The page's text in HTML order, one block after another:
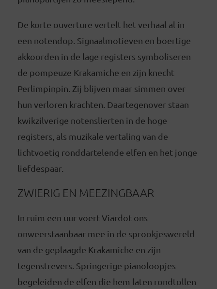
De korte ouverture vertelt het verhaal al in
een notendop. Signaalmotieven en boertige
akkoorden in de lage registers symboliseren
de pompeuze Krakamiche en zijn knecht
Perlimpinpin. Zij blijven maar simmen over
hun verloren krachten. Daartegenover staan
kwikzilverige notenslierten in de hoge
registers, als muzikale vertaling van de
lichtvoetig ronddartelende elfen en het jonge
liefdespaar.
ZWIERIG EN MEEZINGBAAR
In ruim een uur voert Viardot ons
onweerstaanbaar mee in de sprookjeswereld
van de geplaagde Krakamiche en zijn
tegenstrevers. Springerige pianoloopjes
begeleiden de elfen die hem laten rondtollen